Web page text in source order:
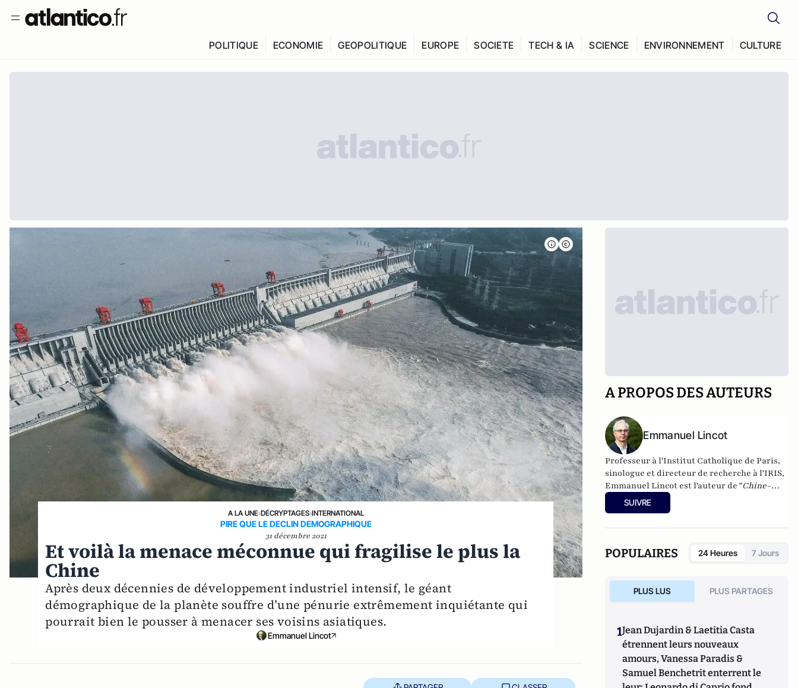
POLITIQUE ECONOMIE GEOPOLITIQUE EUROPE SOCIETE TECH & IA SCIENCE ENVIRONNEMENT CULTURE
A LA UNE›DÉCRYPTAGES›INTERNATIONAL
PIRE QUE LE DECLIN DEMOGRAPHIQUE
31 décembre 2021
Et voilà la menace méconnue qui fragilise le plus la
Chine
Après deux décennies de développement industriel intensif, le géant
démographique de la planète souffre d’une pénurie extrêmement inquiétante qui
pourrait bien le pousser à menacer ses voisins asiatiques.
Emmanuel Lincot
A PROPOS DES AUTEURS
Emmanuel Lincot
Professeur à l'Institut Catholique de Paris,
sinologue et directeur de recherche à l'IRIS,
Emmanuel Lincot est l'auteur de "Chine-
Inde. La guerre des mondes
Cerf (à paraître le 27 février).
SUIVRE
POPULAIRES 24 Heures 7 Jours
PLUS LUS PLUS PARTAGES
1Jean Dujardin & Laetitia Casta
étrennent leurs nouveaux
amours, Vanessa Paradis &
Samuel Benchetrit enterrent le